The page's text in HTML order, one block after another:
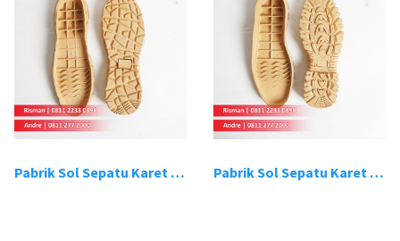
Pabrik Sol Sepatu Karet Bandung 19 Pabrik Sol Sepatu Karet Bandung 20